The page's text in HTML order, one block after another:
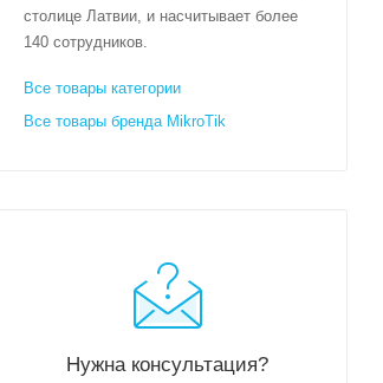
столице Латвии, и насчитывает более
140 сотрудников.
Все товары категории
Все товары бренда MikroTik
Нужна консультация?